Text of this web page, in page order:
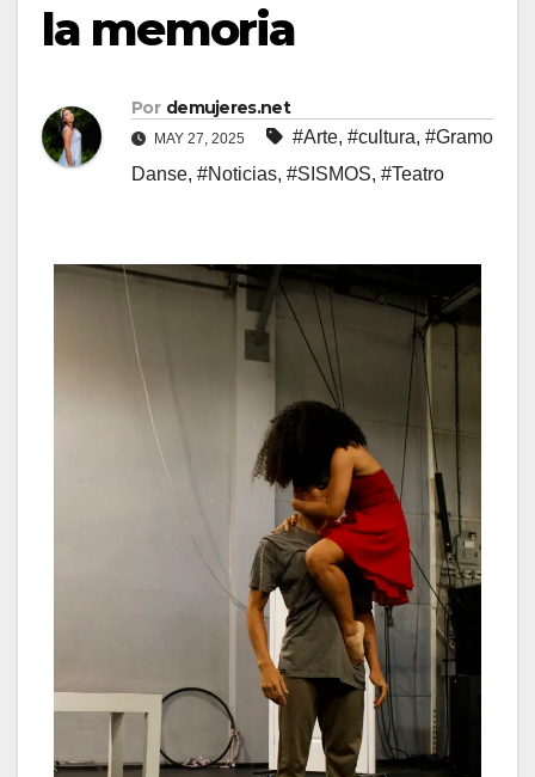
la memoria
Por demujeres.net
MAY 27, 2025 #Arte, #cultura, #Gramo
Danse, #Noticias, #SISMOS, #Teatro